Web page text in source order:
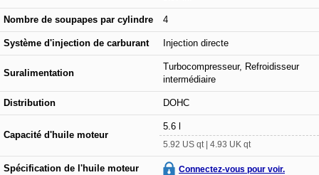
Nombre de soupapes par cylindre 4
Système d'injection de carburant Injection directe
Suralimentation
Turbocompresseur, Refroidisseur
intermédiaire
Distribution DOHC
Capacité d'huile moteur
5.6 l
5.92 US qt | 4.93 UK qt
Spécification de l'huile moteur Connectez-vous pour voir.